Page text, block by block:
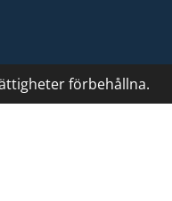
förbehållna.